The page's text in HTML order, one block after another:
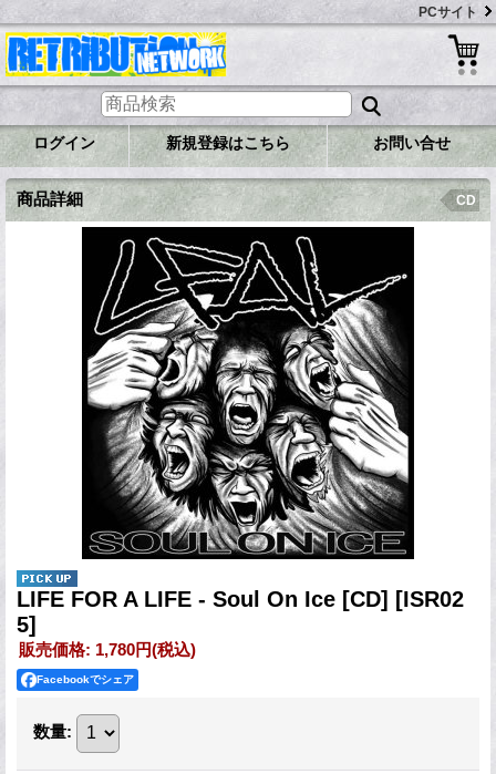
PCサイト
ログイン 新規登録はこちら お問い合せ
商品詳細 CD
LIFE FOR A LIFE - Soul On Ice [CD] [ISR02
5]
販売価格: 1,780円(税込)
Facebookでシェア
数量: